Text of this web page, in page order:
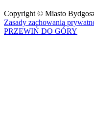
Copyright © Miasto
Zasady zachowania
PRZEWIŃ DO GÓRY